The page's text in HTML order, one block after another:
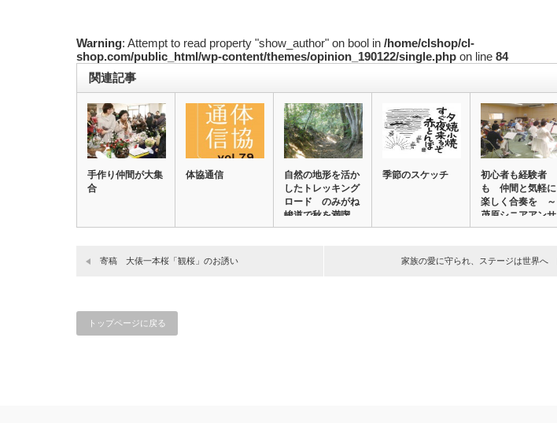
Warning: Attempt to read property "show_author" on bool in /home/clshop/cl-
shop.com/public_html/wp-content/themes/opinion_190122/single.php on line 84
関連記事
手作り仲間が大集
合
体協通信
自然の地形を活か
したトレッキング
ロード のみがね
峻道で秋を満喫
…
季節のスケッチ
初心者も経験者
も 仲間と気軽に
楽しく合奏を ～
茂原シニアアンサ
ン…
寄稿 大俵一本桜「観桜」のお誘い 家族の愛に守られ、ステージは世界へ
トップページに戻る